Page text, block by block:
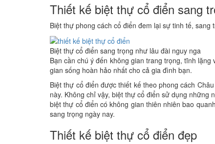
Thiết kế biệt thự cổ điển sang
Biệt thự phong cách cổ điển đem lại sự tinh tế,
Biệt thự cổ điển sang trọng như lâu đài nguy nga
Bạn cần chú ý đến không gian trang trọng, tĩnh
gian sống hoàn hảo nhất cho cả gia đình bạn.
Biệt thự cổ điển được thiết kế theo phong cách
này. Không chỉ vậy, biệt thự cổ điển sử dụng
biệt thự cổ điển có không gian thiên nhiên bao
sang trọng ngày nay.
Thiết kế biệt thự cổ điển đẹp